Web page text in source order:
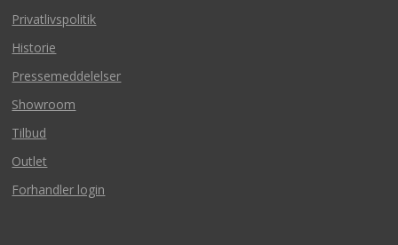
Privatlivspolitik
Historie
Pressemeddelelser
Showroom
Tilbud
Outlet
Forhandler login